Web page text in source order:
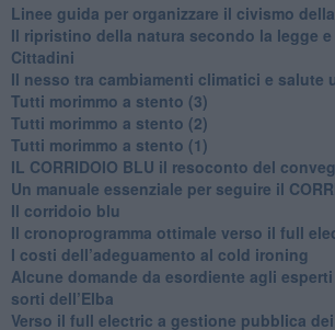
​Linee guida per organizzare il civismo
​Il ripristino della natura secondo la legge e
Cittadini
Il nesso tra cambiamenti climatici e salute
Tutti morimmo a stento (3)
Tutti morimmo a stento (2)
​Tutti morimmo a stento (1)
IL CORRIDOIO BLU il resoconto del
Un manuale essenziale per seguire il
Il corridoio blu
​Il cronoprogramma ottimale verso il full
​I costi dell’adeguamento al cold ironing
Alcune domande da esordiente agli
sorti dell’Elba
Verso il full electric a gestione pubblica